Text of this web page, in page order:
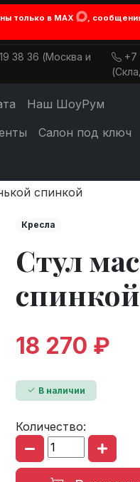
только в MAX
,
38 36 (Москва и
+7
Наш ШоуРум
Салон под ключ
спинкой
Кресла
Стул
спинкой
18 270 ₽
В наличии
Количество: